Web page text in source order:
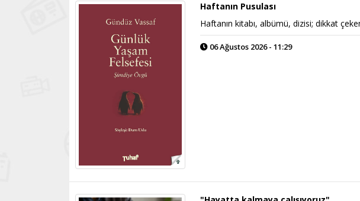
Haftanın Pusulası
Haftanın kitabı, albümü, dizisi; dikkat
06 Ağustos 2026 - 11:29